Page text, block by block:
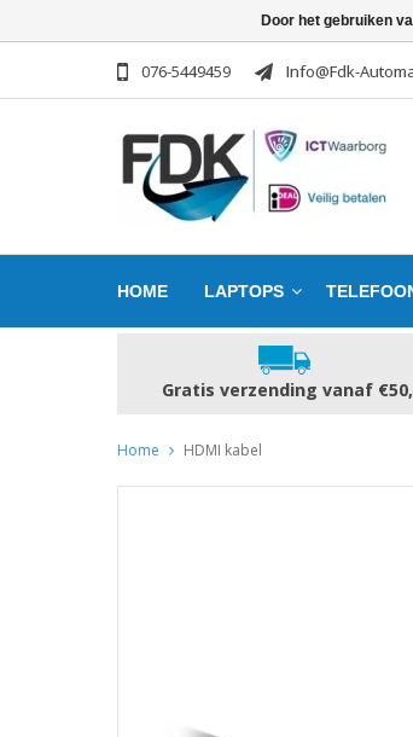
076-5449459 Info@fdk-
HOME LAPTOPS
Gratis verzending vanaf
Home HDMI kabel
Door het gebruiken